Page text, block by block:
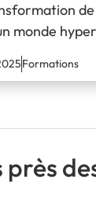
monde
guette. Les
à
Formations
près